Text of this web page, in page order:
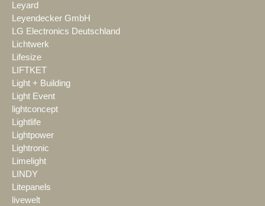
Leyard
Leyendecker GmbH
LG Electronics Deutschland
Lichtwerk
Lifesize
LIFTKET
Light + Building
Light Event
lightconcept
Lightlife
Lightpower
Lightronic
Limelight
LINDY
Litepanels
livewelt